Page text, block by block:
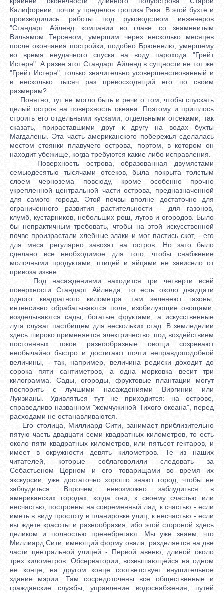
Калифорнии, почти у пределов тропика Рака. В этой бухте и
производились работы под руководством инженеров
"Стандарт Айленд компании во главе со знаменитым
Вильямом Терсеном, умершим через несколько месяцев
после окончания постройки, подобно Брюннелю, умершему
во время неудачного спуска на воду парохода "Грейт
Истерн". А разве этот Стандарт Айленд в сущности не тот же
"Грейт Истерн", только значительно усовершенствованный и
в несколько тысяч раз превосходящий его по своим
размерам?
Понятно, тут не могло быть и речи о том, чтобы спускать
целый остров на поверхность океана. Поэтому и пришлось
строить его отдельными кусками, отдельными отсеками, так
сказать, прираставшими друг к другу на водах бухты
Магдалены. Эта часть американского побережья сделалась
местом стоянки плавучего острова, портом, в котором он
находит убежище, когда требуются какие либо исправления.
Поверхность острова, образованная двумястами
семьюдесятью тысячами отсеков, была покрыта толстым
слоем чернозема повсюду, кроме особенно прочно
укрепленной центральной части острова, предназначенной
для самого города. Этой почвы вполне достаточно для
ограниченного развития растительности - для газонов,
клумб, кустарников, небольших рощ, лугов и огородов. Было
бы непрактичным требовать, чтобы на этой искусственной
почве произрастали хлебные злаки и мог пастись скот, - его
для мяса регулярно завозят на остров. Но зато было
сделано все необходимое для того, чтобы снабжение
молочными продуктами, птицей и яйцами не зависело от
привоза извне.
Под насаждениями находится три четверти всей
поверхности Стандарт Айленда, то есть около двадцати
одного квадратного километра: там зеленеют газоны,
интенсивно обрабатываются поля, изобилующие овощами,
возделываются сады, богатые фруктами, а искусственные
луга служат пастбищем для нескольких стад. В земледелии
здесь широко применяется электричество: под воздействием
постоянных токов разнообразные овощи созревают
необычайно быстро и достигают почти неправдоподобной
величины, - так, например, величина редиски доходит до
сорока пяти сантиметров, а одна морковка весит три
килограмма. Сады, огороды, фруктовые плантации могут
поспорить с лучшими насаждениями Виргинии или
Луизианы. Удивляться тут не приходится: на острове,
справедливо названном "жемчужиной Тихого океана", перед
расходами не останавливаются.
Его столица, Миллиард Сити, занимает приблизительно
пятую часть двадцати семи квадратных километров, то есть
около пяти квадратных километров, или пятьсот гектаров, и
имеет в окружности девять километров. Те из наших
читателей, которые соблаговолили следовать за
Себастьеном Цорном и его товарищами во время их
экскурсии, уже достаточно хорошо знают город, чтобы не
заблудиться. Впрочем, невозможно заблудиться в
американских городах, когда они, к своему счастью или
несчастью, построены на современный лад: к счастью - если
иметь в виду простоту в планировке улиц, к несчастью - если
вы ждете красоты и разнообразия, ибо этой стороной здесь
целиком и полностью пренебрегают. Мы уже знаем, что
Миллиард Сити, имеющий форму овала, разделяется на две
части центральной улицей - Первой авеню, длиной около
трех километров. Обсерватории, возвышающейся на одном
ее конце, на другом конце соответствует внушительное
здание мэрии. Там сосредоточены все общественные и
гражданские службы, управление водоснабжения, путей